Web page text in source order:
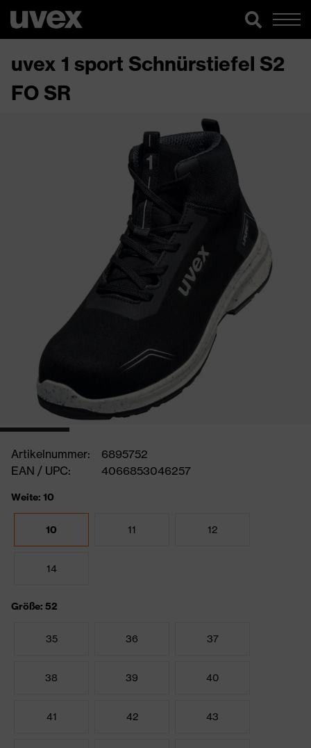
uvex 1 sport Schnürstiefel S2
FO SR
Artikelnummer:
6895752
EAN / UPC:
4066853046257
Weite: 10
10 11 12
14
Größe: 52
35 36 37
38 39 40
41 42 43